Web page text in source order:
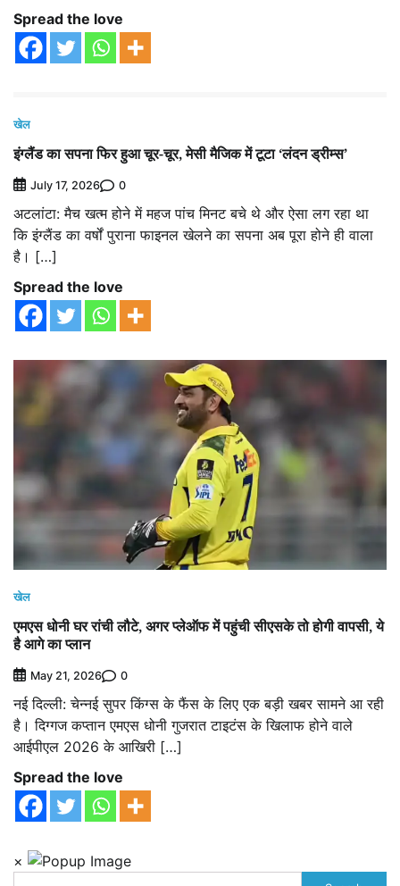
Spread the love
खेल
इंग्लैंड का सपना फिर हुआ चूर-चूर, मेसी मैजिक में टूटा ‘लंदन ड्रीम्स’
July 17, 2026 0
अटलांटा: मैच खत्म होने में महज पांच मिनट बचे थे और ऐसा लग रहा था
कि इंग्लैंड का वर्षों पुराना फाइनल खेलने का सपना अब पूरा होने ही वाला
है। […]
Spread the love
खेल
एमएस धोनी घर रांची लौटे, अगर प्लेऑफ में पहुंची सीएसके तो होगी वापसी, ये
है आगे का प्लान
May 21, 2026 0
नई दिल्ली: चेन्नई सुपर किंग्स के फैंस के लिए एक बड़ी खबर सामने आ रही
है। दिग्गज कप्तान एमएस धोनी गुजरात टाइटंस के खिलाफ होने वाले
आईपीएल 2026 के आखिरी […]
Spread the love
×